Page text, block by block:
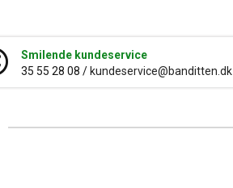
Smilende kundeservice
35 55 28 08 / kundeservice@banditten.dk